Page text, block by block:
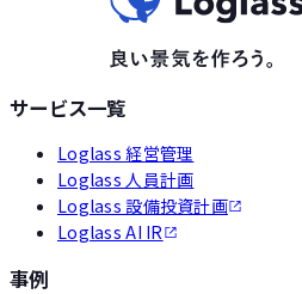
サービス一覧
Loglass 経営管理
Loglass 人員計画
Loglass 設備投資計画
Loglass AI IR
事例